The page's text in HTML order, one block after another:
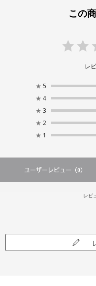
この
レ
★ 5
★ 4
★ 3
★ 2
★ 1
ユーザーレビュー （0）
レビ